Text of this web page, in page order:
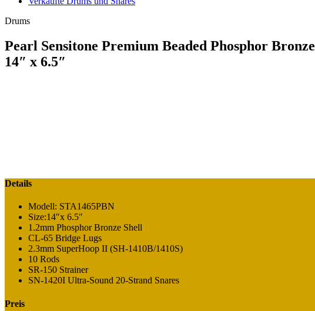
Drums
Pearl Sensitone Premium Beaded Phosphor Bronze
14″ x 6.5″
Details
Modell: STA1465PBN
Size:14″x 6.5″
1.2mm Phosphor Bronze Shell
CL-65 Bridge Lugs
2.3mm SuperHoop II (SH-1410B/1410S)
10 Rods
SR-150 Strainer
SN-1420I Ultra-Sound 20-Strand Snares
Preis